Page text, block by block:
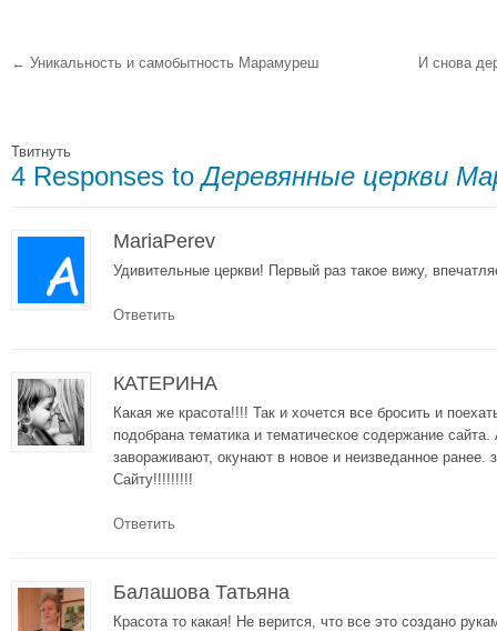
← Уникальность и самобытность Марамуреш И снова
Твитнуть
4 Responses toДеревянные церкви
MariaPerev
Удивительные церкви! Первый раз такое вижу,
Ответить
КАТЕРИНА
Какая же красота!!!! Так и хочется все бросить и
подобрана тематика и тематическое содержание
завораживают, окунают в новое и неизведанное
Сайту!!!!!!!!!
Ответить
Балашова Татьяна
Красота то какая! Не верится, что все это создано